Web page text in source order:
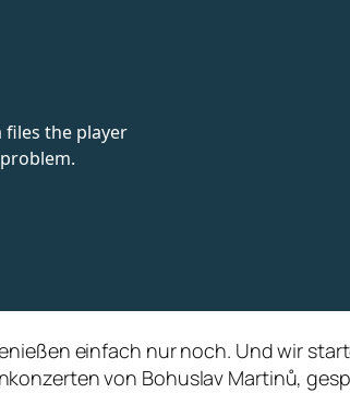
einfach nur noch. Und wir
von Bohuslav Martinů,